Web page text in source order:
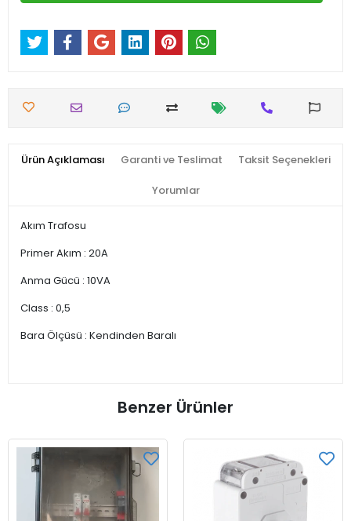
Ürün Açıklaması Garanti ve Teslimat Taksit Seçenekleri
Yorumlar
Akım Trafosu
Primer Akım : 20A
Anma Gücü : 10VA
Class : 0,5
Bara Ölçüsü : Kendinden Baralı
Benzer Ürünler